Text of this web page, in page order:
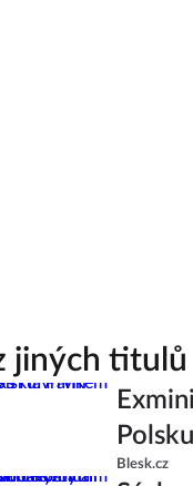
jiných titulů
Blesk.cz